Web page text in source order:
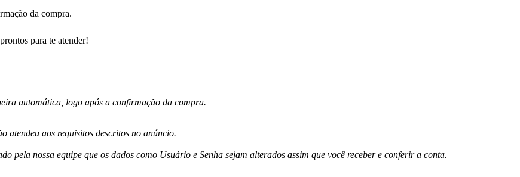
da compra.
para te atender!
automática, logo após a confirmação da compra.
atendeu aos requisitos descritos no anúncio.
pela nossa equipe que os dados como Usuário e Senha sejam alterados assim que você receber e conferir a conta.